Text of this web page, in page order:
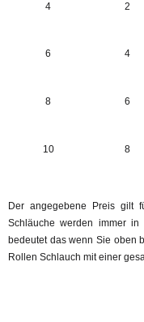
4 2
6 4
8 6
10 8
Der angegebene Preis gilt
Schläuche werden immer
bedeutet das wenn Sie oben
Rollen Schlauch mit einer